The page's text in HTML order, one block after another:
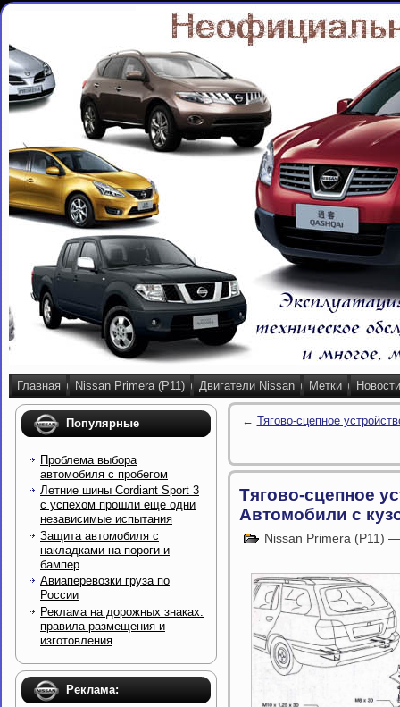
Главная Nissan Primera (P11) Двигатели Nissan Метки Новости
Популярные
Проблема выбора
автомобиля с пробегом
Летние шины Cordiant Sport 3
с успехом прошли еще одни
независимые испытания
Защита автомобиля с
накладками на пороги и
бампер
Авиаперевозки груза по
России
Реклама на дорожных знаках:
правила размещения и
изготовления
Реклама:
← Тягово-сцепное
Тягово-сцепное
Автомобили с
Nissan Primera (P11)